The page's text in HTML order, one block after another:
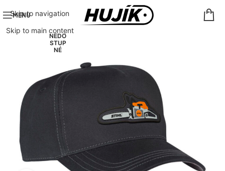
Skip to navigation
Skip to main content
MENU
NEDO
STUP
NÉ